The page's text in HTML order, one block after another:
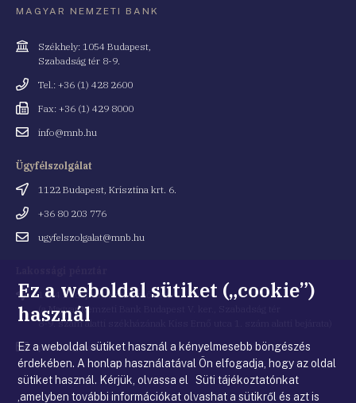
MAGYAR NEMZETI BANK
Cím
Székhely: 1054 Budapest,
Szabadság tér 8-9.
Telefonszám
Tel.: +36 (1) 428 2600
Fax
Fax: +36 (1) 429 8000
Emailinfo@mnb.hu
Ügyfélszolgálat
Cím
1122 Budapest, Krisztina krt. 6.
Telefonszám
+36 80 203 776
Emailugyfelszolgalat@mnb.hu
Cím 1054 Budapest, Kiss Ernő utca 1.
(a Magyar Nemzeti Bank Budapest V. ker., Szabadság tér
8-9. szám alatti székházának Kiss Ernő utca 1. szám alatti bejárata)
Email
cím
penztar@mnb.hu
Ez a weboldal sütiket („cookie”)
használ
Ez a weboldal sütiket használ a kényelmesebb böngészés
érdekében. A honlap használatával Ön elfogadja, hogy az oldal
sütiket használ. Kérjük, olvassa el Süti tájékoztatónkat
,amelyben további információkat olvashat a sütikről és azt is